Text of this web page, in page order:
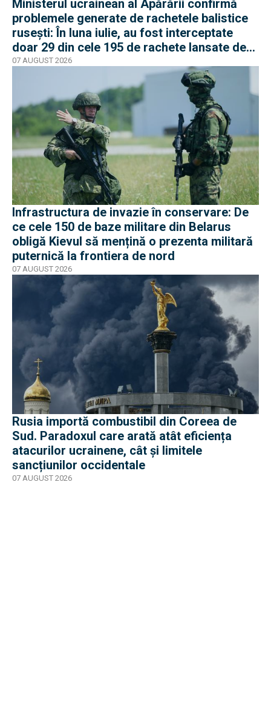
Ministerul ucrainean al Apărării confirmă
problemele generate de rachetele balistice
rusești: În luna iulie, au fost interceptate
doar 29 din cele 195 de rachete lansate de
armata rusă
07 AUGUST 2026
Infrastructura de invazie în conservare: De
ce cele 150 de baze militare din Belarus
obligă Kievul să mențină o prezenta militară
puternică la frontiera de nord
07 AUGUST 2026
Rusia importă combustibil din Coreea de
Sud. Paradoxul care arată atât eficiența
atacurilor ucrainene, cât și limitele
sancțiunilor occidentale
07 AUGUST 2026